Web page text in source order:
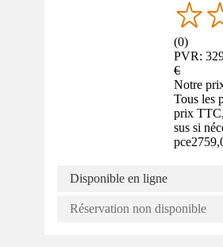
(0)
PVR:
€
Notre
Tous les
prix
sus si
pce
Disponible en ligne
Réservation non disponible